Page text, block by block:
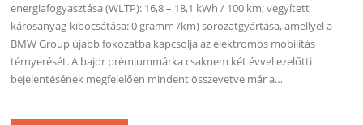
energiafogyasztása (WLTP): 16,8 – 18,1 kWh / 100 km; vegyített
károsanyag-kibocsátása: 0 gramm /km) sorozatgyártása, amellyel a
BMW Group újabb fokozatba kapcsolja az elektromos mobilitás
térnyerését. A bajor prémiummárka csaknem két évvel ezelőtti
bejelentésének megfelelően mindent összevetve már a…